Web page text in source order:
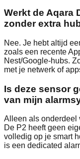
Werkt de Aqara
zonder extra
Nee. Je hebt altijd
zoals een recente
Nest/Google‑hubs.
met je netwerk of
Is deze sensor
van mijn
Alleen als onderdeel
De P2 heeft geen
volledig op je smart
is een dedicated